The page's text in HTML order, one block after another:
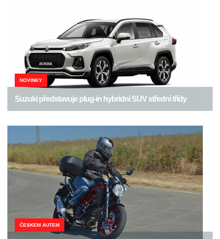
NOVINKY
Suzuki představuje plug-in hybridní SUV střední třídy
ČESKEM AUTEM